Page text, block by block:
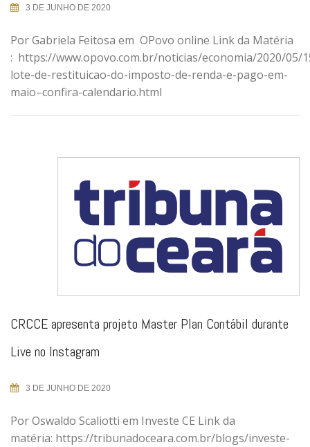
3 DE JUNHO DE 2020
Por Gabriela Feitosa em OPovo online Link da Matéria
: https://www.opovo.com.br/noticias/economia/2020/05/
lote-de-restituicao-do-imposto-de-renda-e-pago-em-
maio–confira-calendario.html
CRCCE apresenta projeto Master Plan Contábil durante
Live no Instagram
3 DE JUNHO DE 2020
Por Oswaldo Scaliotti em Investe CE Link da
matéria: https://tribunadoceara.com.br/blogs/investe-